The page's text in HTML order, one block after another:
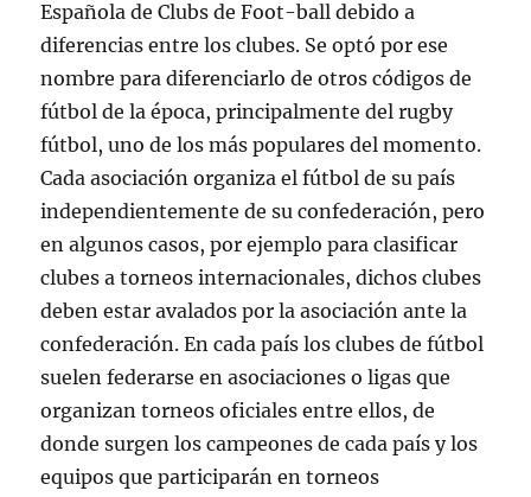
Española de Clubs de Foot-ball debido a
diferencias entre los clubes. Se optó por ese
nombre para diferenciarlo de otros códigos de
fútbol de la época, principalmente del rugby
fútbol, uno de los más populares del momento.
Cada asociación organiza el fútbol de su país
independientemente de su confederación, pero
en algunos casos, por ejemplo para clasificar
clubes a torneos internacionales, dichos clubes
deben estar avalados por la asociación ante la
confederación. En cada país los clubes de fútbol
suelen federarse en asociaciones o ligas que
organizan torneos oficiales entre ellos, de
donde surgen los campeones de cada país y los
equipos que participarán en torneos